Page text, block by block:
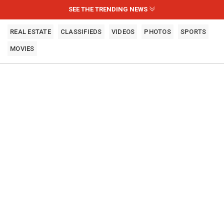
SEE THE TRENDING NEWS
REAL ESTATE CLASSIFIEDS VIDEOS PHOTOS SPORTS
MOVIES